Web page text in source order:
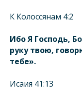
К Колоссянам 4:2
Ибо Я Господь,
руку твою,
тебе».
Исаия 41:13